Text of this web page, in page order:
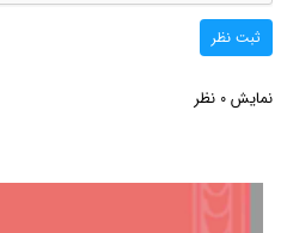
ثبت نظر
نمایش 0 نظر